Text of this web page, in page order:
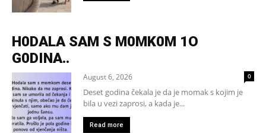
H0DALA SAM S M0MK0M 1O
G0DINA..
August 6, 2026 0
Deset godina čekala je da je momak s kojim je
bila u vezi zaprosi, a kada je...
Read more